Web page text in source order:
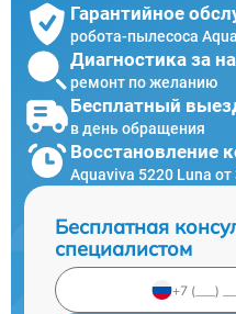
Гарантийное
робота-пылесоса
Диагностика за
ремонт по желанию
Бесплатный
в день обращения
Восстановление
Aquaviva 5220 Luna
Бесплатная
специалистом